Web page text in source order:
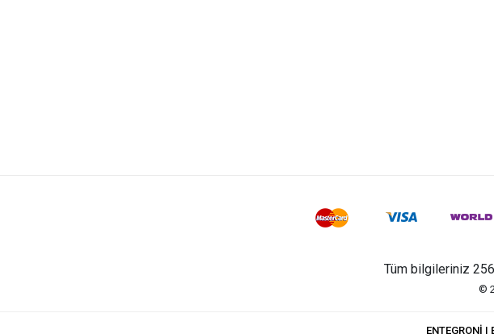
Tüm bilgileriniz
©
ENTEGRONİ